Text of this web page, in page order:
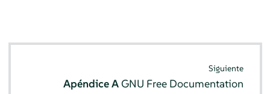
Siguiente
Apéndice AGNU Free Documentation